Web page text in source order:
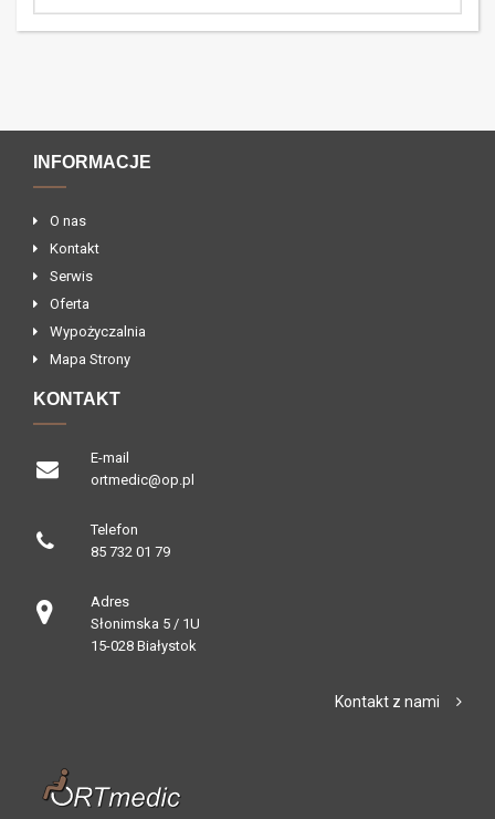
INFORMACJE
O nas
Kontakt
Serwis
Oferta
Wypożyczalnia
Mapa Strony
KONTAKT
E-mail
ortmedic@op.pl
Telefon
85 732 01 79
Adres
Słonimska 5 / 1U
15-028 Białystok
Kontakt z nami